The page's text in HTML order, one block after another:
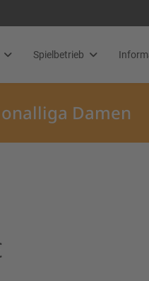
Spielbetrieb
Damen